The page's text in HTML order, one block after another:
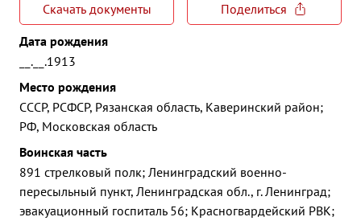
Скачать документы
Поделиться
Дата рождения
__.__.1913
Место рождения
СССР, РСФСР, Рязанская область, Каверинский район;
РФ, Московская область
Воинская часть
891 стрелковый полк; Ленинградский военно-
пересыльный пункт, Ленинградская обл., г. Ленинград;
эвакуационный госпиталь 56; Красногвардейский РВК;